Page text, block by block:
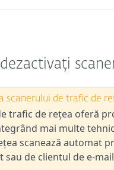
scanerului de trafic de
trafic de rețea oferă
mai multe
scanează automat
sau de clientul de e-